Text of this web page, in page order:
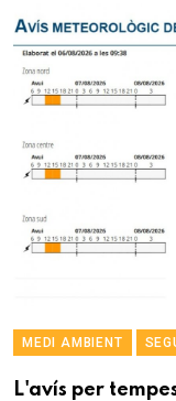
MEDI AMBIENT
L'avís per